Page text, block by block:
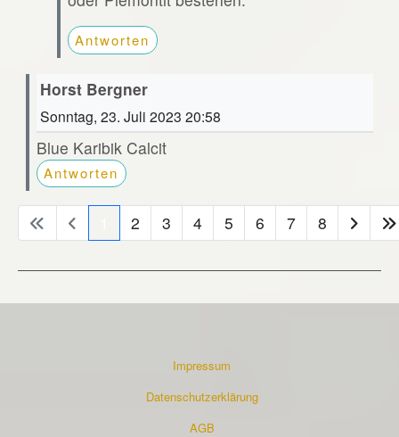
Antworten
Horst Bergner
Sonntag, 23. Juli 2023 20:58
Blue Karibik Calcit
Antworten
2 3 4 5 6 7 8
Impressum
Datenschutzerklärung
AGB